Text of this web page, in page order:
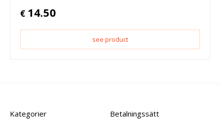
€ 14.50
see product
Kategorier Betalningssätt